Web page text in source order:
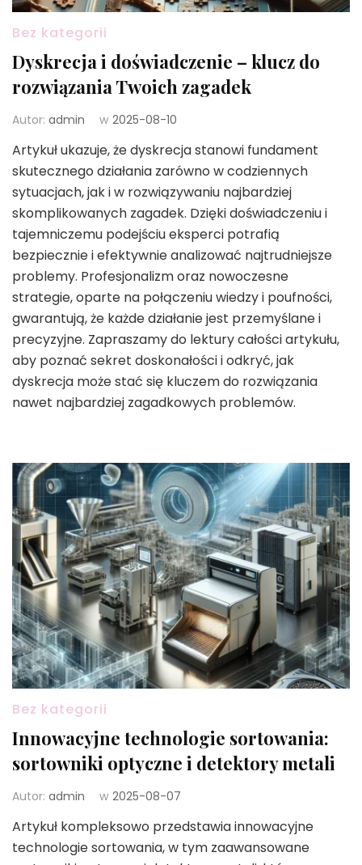
Bez kategorii
Dyskrecja i doświadczenie – klucz do
rozwiązania Twoich zagadek
Autor: admin w 2025-08-10
Artykuł ukazuje, że dyskrecja stanowi fundament
skutecznego działania zarówno w codziennych
sytuacjach, jak i w rozwiązywaniu najbardziej
skomplikowanych zagadek. Dzięki doświadczeniu i
tajemniczemu podejściu eksperci potrafią
bezpiecznie i efektywnie analizować najtrudniejsze
problemy. Profesjonalizm oraz nowoczesne
strategie, oparte na połączeniu wiedzy i poufności,
gwarantują, że każde działanie jest przemyślane i
precyzyjne. Zapraszamy do lektury całości artykułu,
aby poznać sekret doskonałości i odkryć, jak
dyskrecja może stać się kluczem do rozwiązania
nawet najbardziej zagadkowych problemów.
Bez kategorii
Innowacyjne technologie sortowania:
sortowniki optyczne i detektory metali
Autor: admin w 2025-08-07
Artykuł kompleksowo przedstawia innowacyjne
technologie sortowania, w tym zaawansowane